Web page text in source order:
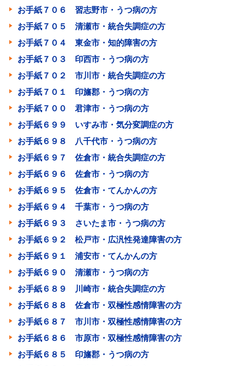
お手紙７０６ 習志野市・うつ病の方
お手紙７０５ 清瀬市・統合失調症の方
お手紙７０４ 東金市・知的障害の方
お手紙７０３ 印西市・うつ病の方
お手紙７０２ 市川市・統合失調症の方
お手紙７０１ 印旛郡・うつ病の方
お手紙７００ 君津市・うつ病の方
お手紙６９９ いすみ市・気分変調症の方
お手紙６９８ 八千代市・うつ病の方
お手紙６９７ 佐倉市・統合失調症の方
お手紙６９６ 佐倉市・うつ病の方
お手紙６９５ 佐倉市・てんかんの方
お手紙６９４ 千葉市・うつ病の方
お手紙６９３ さいたま市・うつ病の方
お手紙６９２ 松戸市・広汎性発達障害の方
お手紙６９１ 浦安市・てんかんの方
お手紙６９０ 清瀬市・うつ病の方
お手紙６８９ 川崎市・統合失調症の方
お手紙６８８ 佐倉市・双極性感情障害の方
お手紙６８７ 市川市・双極性感情障害の方
お手紙６８６ 市原市・双極性感情障害の方
お手紙６８５ 印旛郡・うつ病の方